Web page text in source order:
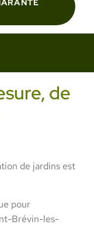
de
de jardins est
pour
Brévin-les-